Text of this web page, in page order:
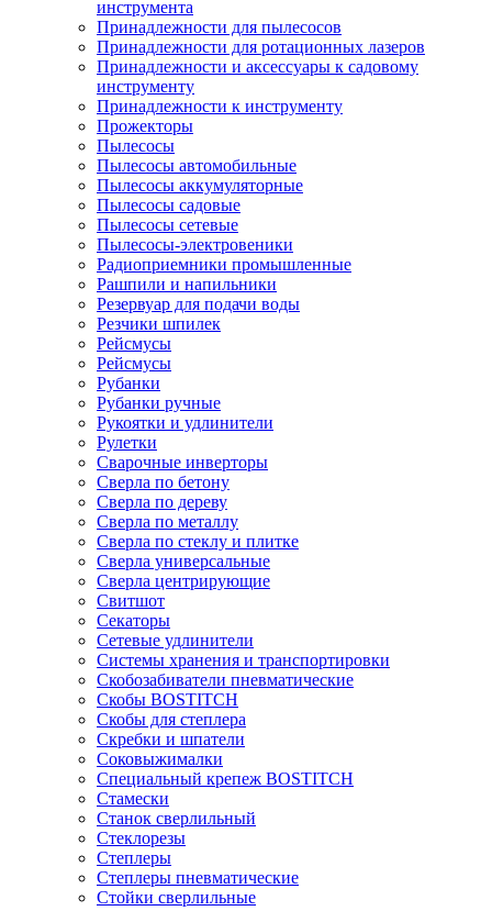
инструмента
Принадлежности для пылесосов
Принадлежности для ротационных лазеров
Принадлежности и аксессуары к садовому
инструменту
Принадлежности к инструменту
Прожекторы
Пылесосы
Пылесосы автомобильные
Пылесосы аккумуляторные
Пылесосы садовые
Пылесосы сетевые
Пылесосы-электровеники
Радиоприемники промышленные
Рашпили и напильники
Резервуар для подачи воды
Резчики шпилек
Рейсмусы
Рейсмусы
Рубанки
Рубанки ручные
Рукоятки и удлинители
Рулетки
Сварочные инверторы
Сверла по бетону
Сверла по дереву
Сверла по металлу
Сверла по стеклу и плитке
Сверла универсальные
Сверла центрирующие
Свитшот
Секаторы
Сетевые удлинители
Системы хранения и транспортировки
Скобозабиватели пневматические
Скобы BOSTITCH
Скобы для степлера
Скребки и шпатели
Соковыжималки
Специальный крепеж BOSTITCH
Стамески
Станок сверлильный
Стеклорезы
Степлеры
Степлеры пневматические
Стойки сверлильные